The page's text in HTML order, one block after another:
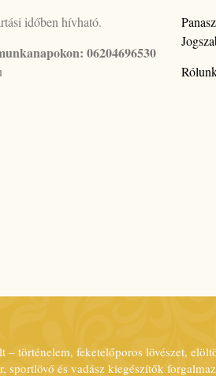
időben hívható.
06204696530
– történelem, feketelőporos lövészet,
sportlövő és vadász kiegészítők